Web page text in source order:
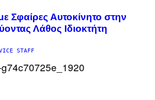
Σφαίρες Αυτοκίνητο στην
Λάθος Ιδιοκτήτη
STAFF